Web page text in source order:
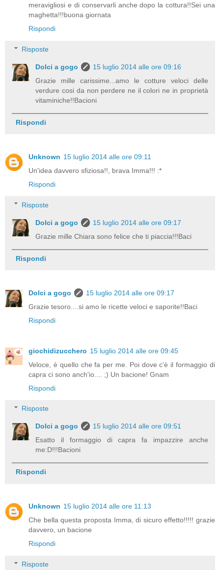
meravigliosi e di conservarli anche dopo la cottura!!Sei una
maghetta!!!buona giornata
Rispondi
Risposte
Dolci a gogo
15 luglio 2014 alle ore 09:16
Grazie mille carissime...amo le cotture veloci delle
verdure cosi da non perdere ne il colori ne in proprietà
vitaminiche!!Bacioni
Rispondi
Unknown 15 luglio 2014 alle ore 09:11
Un'idea davvero sfiziosa!!, brava Imma!!! :*
Rispondi
Risposte
Dolci a gogo
15 luglio 2014 alle ore 09:17
Grazie mille Chiara sono felice che ti piaccia!!!Baci
Rispondi
Dolci a gogo
15 luglio 2014 alle ore 09:17
Grazie tesoro....si amo le ricette veloci e saporite!!Baci
Rispondi
giochidizucchero 15 luglio 2014 alle ore 09:45
Veloce, è quello che fa per me. Poi dove c'è il formaggio di
capra ci sono anch'io.... ;) Un bacione! Gnam
Rispondi
Risposte
Dolci a gogo
15 luglio 2014 alle ore 09:51
Esatto il formaggio di capra fa impazzire anche
me:D!!!Bacioni
Rispondi
Unknown 15 luglio 2014 alle ore 11:13
Che bella questa proposta Imma, di sicuro effetto!!!!! grazie
davvero, un bacione
Rispondi
Risposte